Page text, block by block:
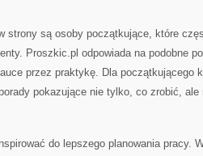
strony są osoby początkujące, które
Proszkic.pl odpowiada na podobne
przez praktykę. Dla początkującego
pokazujące nie tylko, co zrobić, ale
do lepszego planowania pracy.